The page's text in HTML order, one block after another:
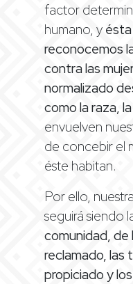
factor
humano, y
reconocemos
contra las
normalizado
como la raza,
envuelven
de concebir el
éste habitan.
Por ello,
seguirá siendo
comunidad, de
reclamado, las
propiciado y